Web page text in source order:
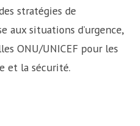
stratégies de
aux situations d’urgence,
ONU/UNICEF pour les
et la sécurité.